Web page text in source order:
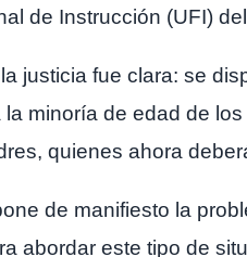
de Instrucción (UFI)
justicia fue clara: se
minoría de edad de
quienes ahora
de manifiesto la
abordar este tipo de